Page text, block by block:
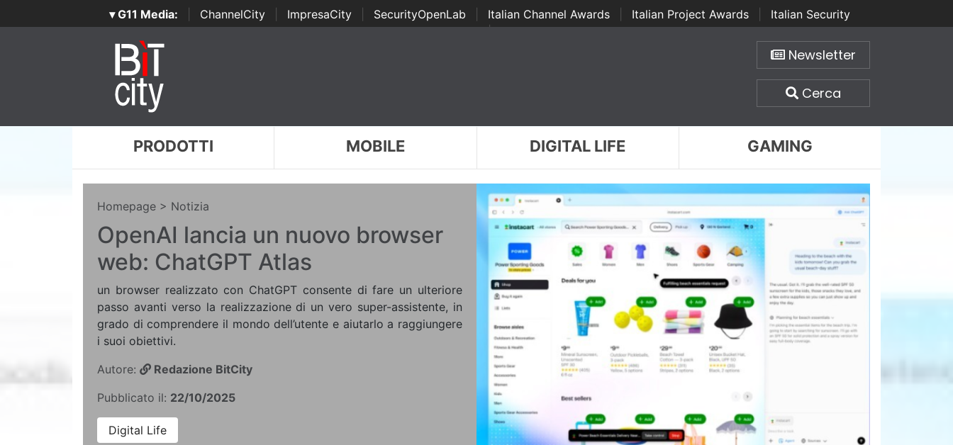
▾ G11 Media: ChannelCity ImpresaCity SecurityOpenLab Italian Channel Awards Italian Project Awards
Italian Security
Awards | ...
Newsletter
Cerca
PRODOTTI MOBILE DIGITAL LIFE GAMING
Homepage > Notizia
OpenAI lancia un nuovo browser
web: ChatGPT Atlas
un browser realizzato con ChatGPT consente di fare un ulteriore
passo avanti verso la realizzazione di un vero super-assistente, in
grado di comprendere il mondo dell’utente e aiutarlo a raggiungere
i suoi obiettivi.
Autore:
Redazione BitCity
Pubblicato il: 22/10/2025
Digital Life